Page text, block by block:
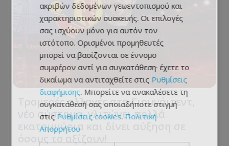
Τρομερές αλλαγές στη Γιουνάιτεντ,
νέο σύστημα, γλιτώνει πολλά
εκατομμύρια και δίνει αύξηση σε
όσους το αξίζουν!
ακριβών δεδομένων γεωεντοπισμού και
χαρακτηριστικών συσκευής. Οι επιλογές
σας ισχύουν μόνο για αυτόν τον
ιστότοπο. Ορισμένοι προμηθευτές
μπορεί να βασίζονται σε έννομο
συμφέρον αντί για συγκατάθεση· έχετε το
δικαίωμα να αντιταχθείτε στις Ρυθμίσεις
διαφήμισης. Μπορείτε να ανακαλέσετε τη
συγκατάθεσή σας οποιαδήποτε στιγμή
στις Ρυθμίσεις cookies. Πολιτική
Απορρήτου